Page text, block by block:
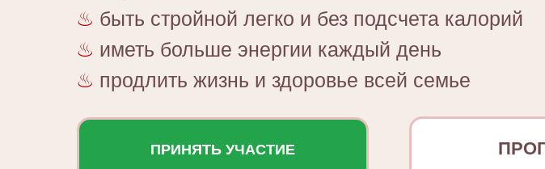
ПРИНЯТЬ УЧАСТИЕ
♨ быть стройной легко и без подсчета калорий
♨ иметь больше энергии каждый день
♨ продлить жизнь и здоровье всей семье